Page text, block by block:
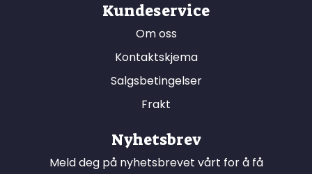
Kundeservice
Om oss
Kontaktskjema
Salgsbetingelser
Frakt
Nyhetsbrev
Meld deg på nyhetsbrevet vårt for å få